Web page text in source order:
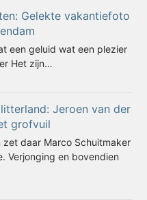
Gelekte vakantiefoto
een geluid wat een plezier
Het zijn…
Jeroen van der
grofvuil
zet daar Marco Schuitmaker
Verjonging en bovendien